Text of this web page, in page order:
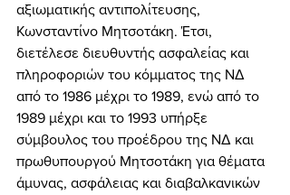
αξιωματικής αντιπολίτευσης,
Κωνσταντίνο Μητσοτάκη. Έτσι,
διετέλεσε διευθυντής ασφαλείας και
πληροφοριών του κόμματος της ΝΔ
από το 1986 μέχρι το 1989, ενώ από το
1989 μέχρι και το 1993 υπήρξε
σύμβουλος του προέδρου της ΝΔ και
πρωθυπουργού Μητσοτάκη για θέματα
άμυνας, ασφάλειας και διαβαλκανικών